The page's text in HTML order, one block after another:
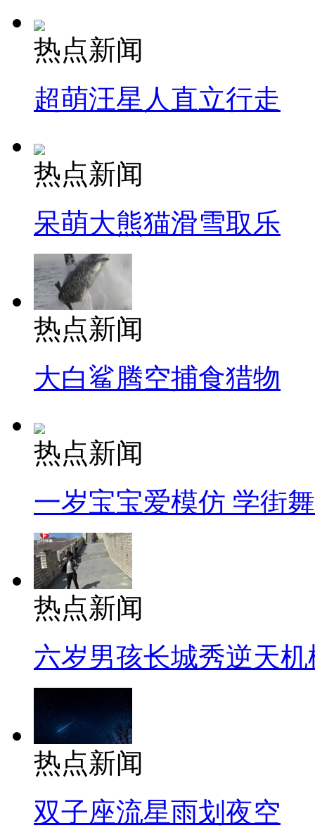
热点新闻
超萌汪星人直立行走
热点新闻
呆萌大熊猫滑雪取乐
热点新闻
大白鲨腾空捕食猎物
热点新闻
一岁宝宝爱模仿 学街
热点新闻
六岁男孩长城秀逆天机
热点新闻
双子座流星雨划夜空